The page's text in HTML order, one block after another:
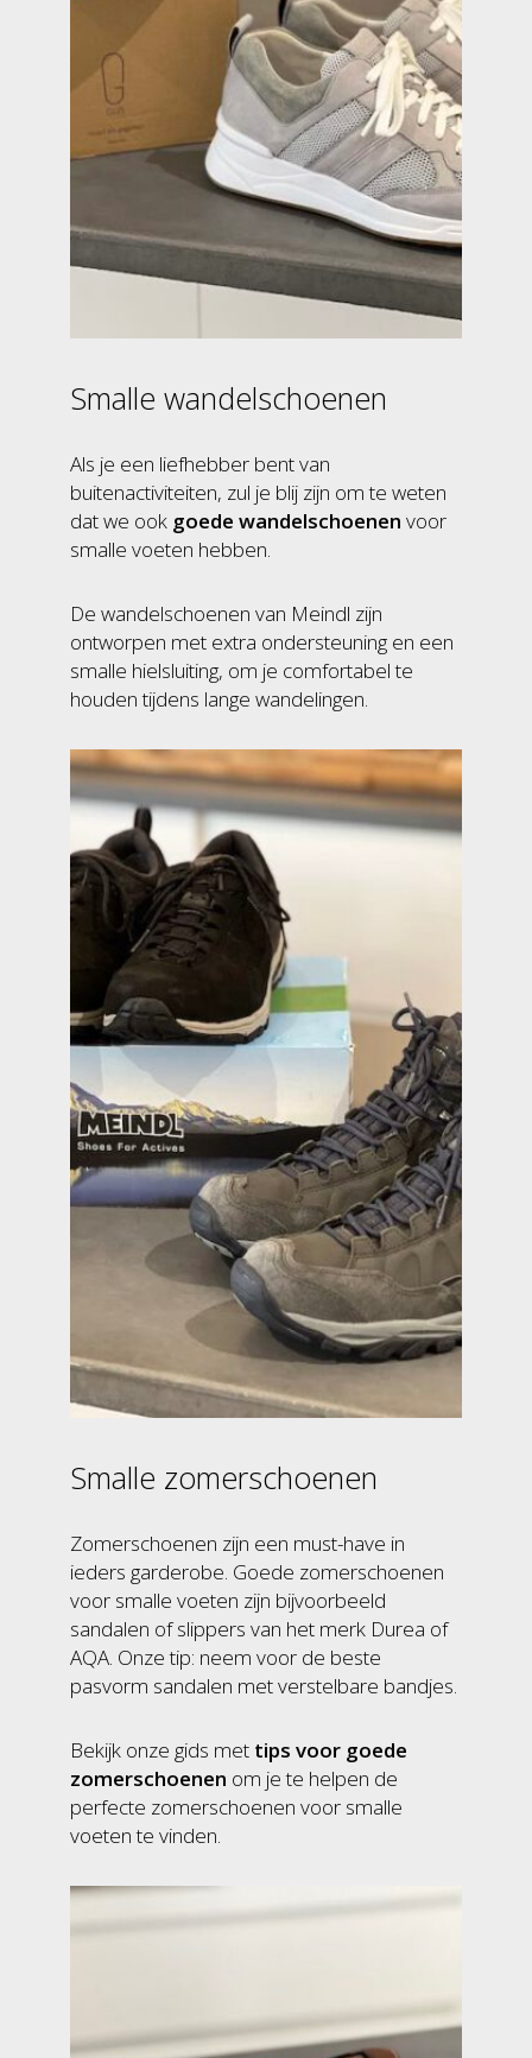
Smalle wandelschoenen
Als je een liefhebber bent van
buitenactiviteiten, zul je blij zijn om te weten
dat we ook goede wandelschoenen voor
smalle voeten hebben.
De wandelschoenen van Meindl zijn
ontworpen met extra ondersteuning en een
smalle hielsluiting, om je comfortabel te
houden tijdens lange wandelingen.
Smalle zomerschoenen
Zomerschoenen zijn een must-have in
ieders garderobe. Goede zomerschoenen
voor smalle voeten zijn bijvoorbeeld
sandalen of slippers van het merk Durea of
AQA. Onze tip: neem voor de beste
pasvorm sandalen met verstelbare bandjes.
Bekijk onze gids met tips voor goede
zomerschoenen om je te helpen de
perfecte zomerschoenen voor smalle
voeten te vinden.